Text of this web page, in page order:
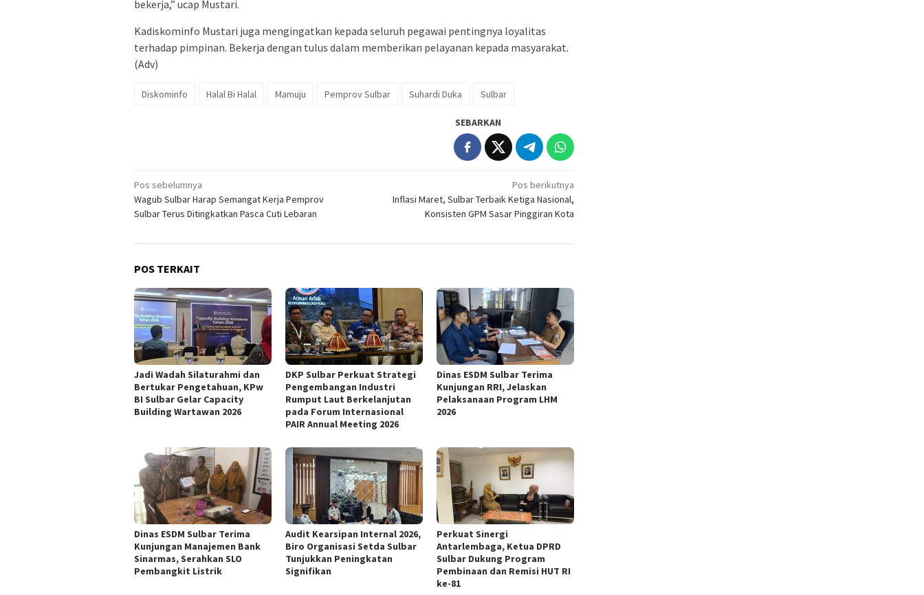
bekerja,” ucap Mustari.
Kadiskominfo Mustari juga mengingatkan kepada seluruh pegawai pentingnya loyalitas
terhadap pimpinan. Bekerja dengan tulus dalam memberikan pelayanan kepada masyarakat.
(Adv)
Diskominfo Halal Bi Halal Mamuju Pemprov Sulbar Suhardi Duka Sulbar
SEBARKAN
Navigasi
pos
Pos sebelumnya
Wagub Sulbar Harap Semangat Kerja Pemprov
Sulbar Terus Ditingkatkan Pasca Cuti Lebaran
Pos berikutnya
Inflasi Maret, Sulbar Terbaik Ketiga Nasional,
Konsisten GPM Sasar Pinggiran Kota
POS TERKAIT
Jadi Wadah Silaturahmi dan
Bertukar Pengetahuan, KPw
BI Sulbar Gelar Capacity
Building Wartawan 2026
DKP Sulbar Perkuat Strategi
Pengembangan Industri
Rumput Laut Berkelanjutan
pada Forum Internasional
PAIR Annual Meeting 2026
Dinas ESDM Sulbar Terima
Kunjungan RRI, Jelaskan
Pelaksanaan Program LHM
2026
Dinas ESDM Sulbar Terima
Kunjungan Manajemen Bank
Sinarmas, Serahkan SLO
Pembangkit Listrik
Audit Kearsipan Internal 2026,
Biro Organisasi Setda Sulbar
Tunjukkan Peningkatan
Signifikan
Perkuat Sinergi
Antarlembaga, Ketua DPRD
Sulbar Dukung Program
Pembinaan dan Remisi HUT RI
ke-81